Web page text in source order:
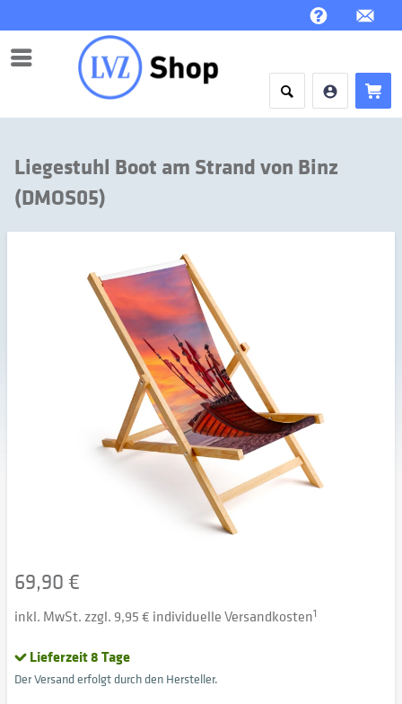
Menü
Liegestuhl Boot am Strand von Binz
(DMOS05)
69,90 €
inkl. MwSt. zzgl. 9,95 € individuelle Versandkosten1
Lieferzeit 8 Tage
Der Versand erfolgt durch den Hersteller.